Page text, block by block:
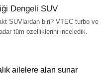
Dengeli SUV
SUVlardan biri? VTEC turbo ve
tüm ozelliklerini inceledik.